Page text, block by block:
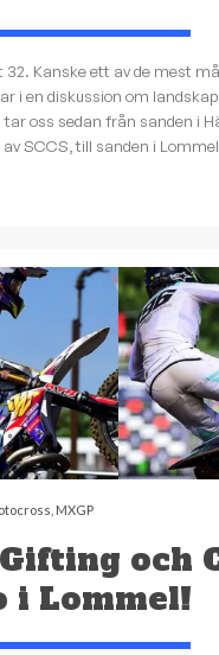
32. Kanske ett av de mest
i en diskussion om
oss sedan från sanden i
SCCS, till sanden i
MXGP
och
i Lommel!